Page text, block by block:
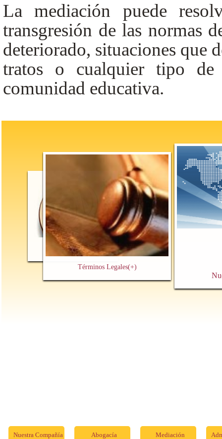
La mediación puede
transgresión de las normas
deteriorado, situaciones que
tratos o cualquier tipo de
comunidad educativa.
Contacto y Cita Previa(+)
Términos Legales(+)
Nuestra Compañía Abogacía Mediación